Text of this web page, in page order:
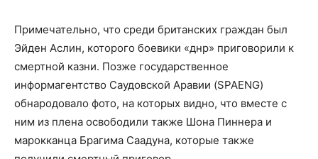
Примечательно, что среди британских граждан был
Эйден Аслин, которого боевики «днр» приговорили к
смертной казни. Позже государственное
информагентство Саудовской Аравии (SPAENG)
обнародовало фото, на которых видно, что вместе с
ним из плена освободили также Шона Пиннера и
марокканца Брагима Саадуна, которые также